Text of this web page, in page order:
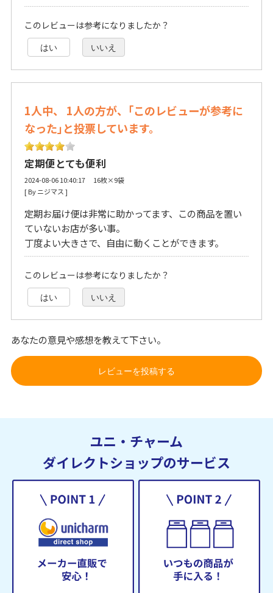
このレビューは参考になりましたか？
はい いいえ
1人中、 1人の方が、｢このレビューが参考に
なった｣と投票しています。
定期便とても便利
2024-08-06 10:40:17 16枚×9袋
[ By ニジマス ]
定期お届け便は非常に助かってます、この商品を置い
ていないお店が多い事。
丁度よい大きさで、自由に動くことができます。
このレビューは参考になりましたか？
はい いいえ
あなたの意見や感想を教えて下さい。
レビューを投稿する
ユニ・チャーム
ダイレクトショップのサービス